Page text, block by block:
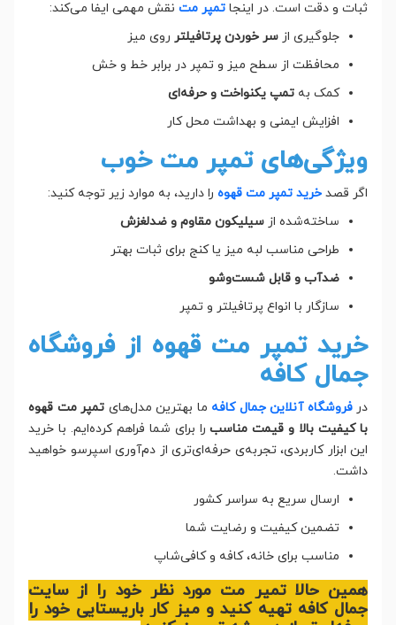
ثبات و دقت است. در اینجا تمپر مت نقش مهمی ایفا می‌کند:
جلوگیری از سر خوردن پرتافیلتر روی میز
محافظت از سطح میز و تمپر در برابر خط و خش
کمک به تمپ یکنواخت و حرفه‌ای
افزایش ایمنی و بهداشت محل کار
ویژگی‌های تمپر مت خوب
اگر قصد خرید تمپر مت قهوه را دارید، به موارد زیر توجه کنید:
ساخته‌شده از سیلیکون مقاوم و ضدلغزش
طراحی مناسب لبه میز یا کنج برای ثبات بهتر
ضدآب و قابل شست‌وشو
سازگار با انواع پرتافیلتر و تمپر
خرید تمپر مت قهوه از فروشگاه
جمال کافه
درفروشگاه آنلاین جمال کافه ما بهترین مدل‌های تمپر مت قهوه
با کیفیت بالا و قیمت مناسبرا برای شما فراهم کرده‌ایم. با خرید
این ابزار کاربردی، تجربه‌ی حرفه‌ای‌تری از دم‌آوری اسپرسو خواهید
داشت.
ارسال سریع به سراسر کشور
تضمین کیفیت و رضایت شما
مناسب برای خانه، کافه و کافی‌شاپ
همین حالا تمپر مت مورد نظر خود را از سایت
جمال کافه تهیه کنید و میز کار باریستایی خود را